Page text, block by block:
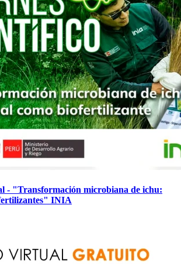
- "Transformación microbiana de ichu:
INIA